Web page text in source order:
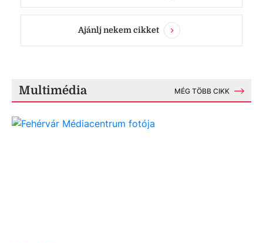
Ajánlj nekem cikket
Multimédia MÉG TÖBB CIKK